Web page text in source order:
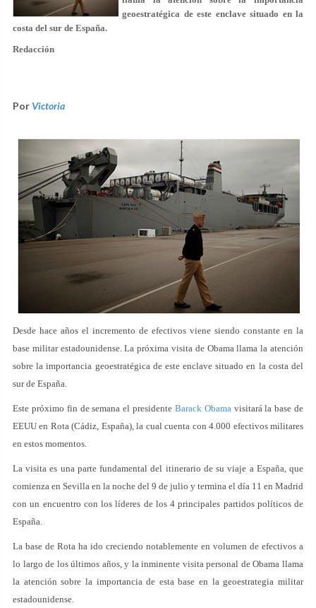
geoestratégica de este enclave situado en la
costa del sur de España.
Redacción
Por Victoria
Desde hace años el incremento de efectivos viene siendo constante en la
base militar estadounidense. La próxima visita de Obama llama la atención
sobre la importancia geoestratégica de este enclave situado en la costa del
sur de España.
Este próximo fin de semana el presidente Barack Obamavisitará la base de
EEUU en Rota (Cádiz, España), la cual cuenta con 4.000 efectivos militares
en estos momentos.
La visita es una parte fundamental del itinerario de su viaje a España, que
comienza en Sevilla en la noche del 9 de julio y termina el día 11 en Madrid
con un encuentro con los líderes de los 4 principales partidos políticos de
España.
La base de Rota ha ido creciendo notablemente en volumen de efectivos a
lo largo de los últimos años, y la inminente visita personal de Obama llama
la atención sobre la importancia de esta base en la geoestrategia militar
estadounidense.